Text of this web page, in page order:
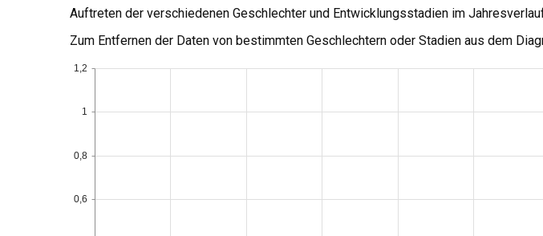
Auftreten der verschiedenen Geschlechter und Entwicklungsstadien im
Zum Entfernen der Daten von bestimmten Geschlechtern oder Stadien aus dem
0,6
0,8
1
1,2